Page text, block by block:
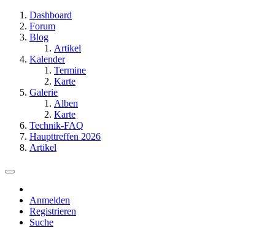
Dashboard
Forum
Blog
Artikel
Kalender
Termine
Karte
Galerie
Alben
Karte
Technik-FAQ
Haupttreffen 2026
Artikel
Anmelden
Registrieren
Suche